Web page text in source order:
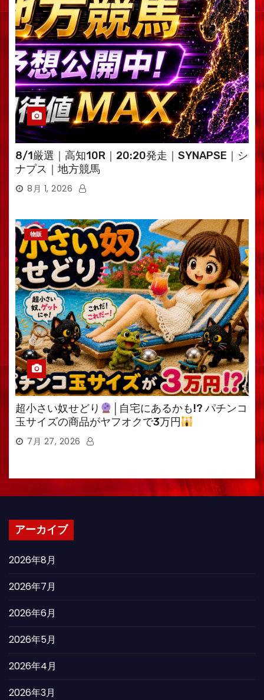
8/1厳選｜高知10R｜20:20発走｜SYNAPSE｜シ
ナプス｜地方競馬
8月 1, 2026
物販
超小さい奴せどり
│自宅にあるかも!? パチンコ
玉サイズの商品がヤフオクで3万円
7月 27, 2026
アーカイブ
2026年8月
2026年7月
2026年6月
2026年5月
2026年4月
2026年3月